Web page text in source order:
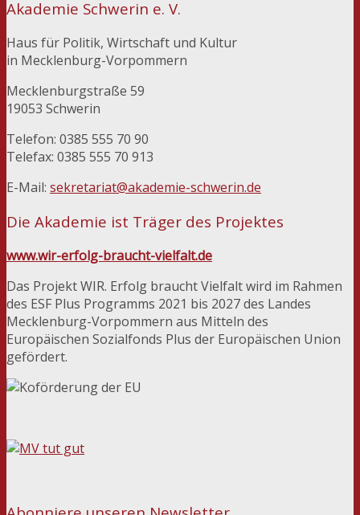
Akademie Schwerin e. V.
Haus für Politik, Wirtschaft und Kultur
in Mecklenburg-Vorpommern
Mecklenburgstraße 59
19053 Schwerin
Telefon: 0385 555 70 90
Telefax: 0385 555 70 913
E-Mail: sekretariat@akademie-schwerin.de
Die Akademie ist Träger des Projektes
www.wir-erfolg-braucht-vielfalt.de
Das Projekt WIR. Erfolg braucht Vielfalt wird im Rahmen
des ESF Plus Programms 2021 bis 2027 des Landes
Mecklenburg-Vorpommern aus Mitteln des
Europäischen Sozialfonds Plus der Europäischen Union
gefördert.